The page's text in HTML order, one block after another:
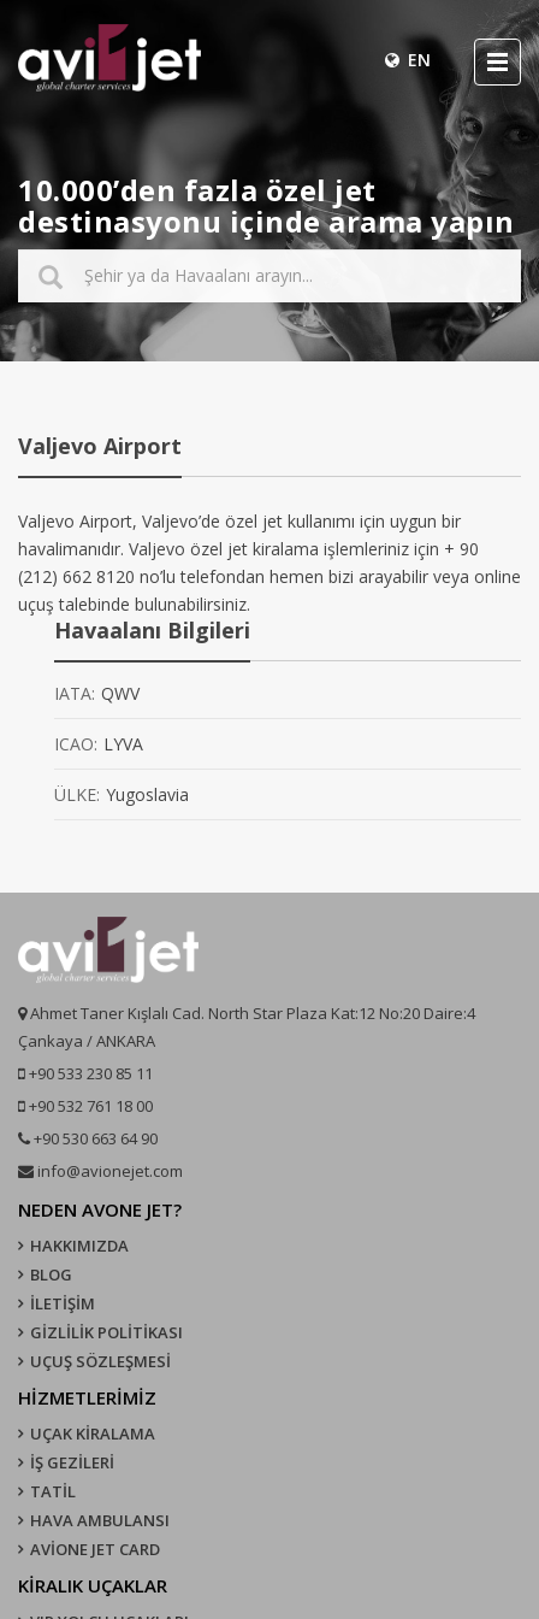
EN
10.000’den fazla özel jet
destinasyonu içinde arama yapın
Valjevo Airport
Valjevo Airport, Valjevo’de özel jet kullanımı için uygun bir
havalimanıdır. Valjevo özel jet kiralama işlemleriniz için + 90
(212) 662 8120 no’lu telefondan hemen bizi arayabilir veya online
uçuş talebinde bulunabilirsiniz.
Havaalanı Bilgileri
IATA: QWV
ICAO: LYVA
ÜLKE: Yugoslavia
Ahmet Taner Kışlalı Cad. North Star Plaza Kat:12 No:20 Daire:4
Çankaya / ANKARA
+90 533 230 85 11
+90 532 761 18 00
+90 530 663 64 90
info@avionejet.com
NEDEN AVONE JET?
HAKKIMIZDA
BLOG
İLETİŞİM
GİZLİLİK POLİTİKASI
UÇUŞ SÖZLEŞMESI
HİZMETLERİMİZ
UÇAK KIRALAMA
İŞ GEZİLERİ
TATİL
HAVA AMBULANSI
AVİONE JET CARD
KIRALIK UÇAKLAR